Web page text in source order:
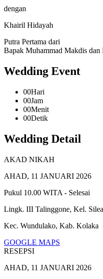
dengan
Khairil Hidayah
Putra Pertama dari
Bapak Muhammad Makdis dan
Wedding Event
00Hari
00Jam
00Menit
00Detik
Wedding Detail
AKAD NIKAH
AHAD, 11 JANUARI 2026
Pukul 10.00 WITA - Selesai
Lingk. III Talinggone, Kel.
Kec. Wundulako, Kab. Kolaka
GOOGLE MAPS
RESEPSI
AHAD, 11 JANUARI 2026